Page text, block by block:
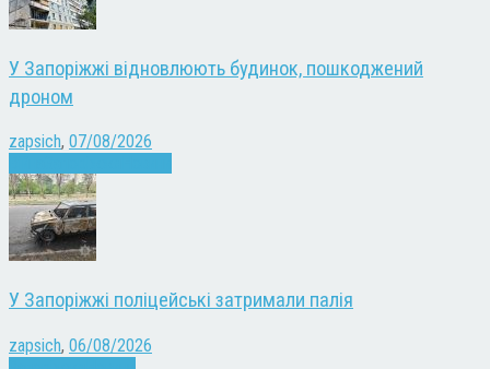
У Запоріжжі відновлюють будинок, пошкоджений
дроном
zapsich, 07/08/2026
У Запоріжжі поліцейські затримали палія
zapsich, 06/08/2026